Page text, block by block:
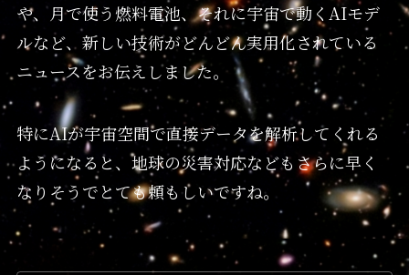
や、月で使う燃料電池、それに宇宙で動くAIモデ
ルなど、新しい技術がどんどん実用化されている
ニュースをお伝えしました。
特にAIが宇宙空間で直接データを解析してくれる
ようになると、地球の災害対応などもさらに早く
なりそうでとても頼もしいですね。